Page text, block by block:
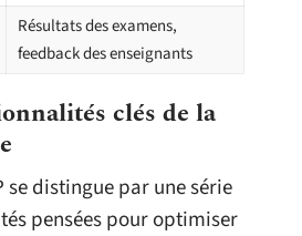
Résultats des examens,
feedback des enseignants
clés de la
se distingue par une série
pensées pour optimiser